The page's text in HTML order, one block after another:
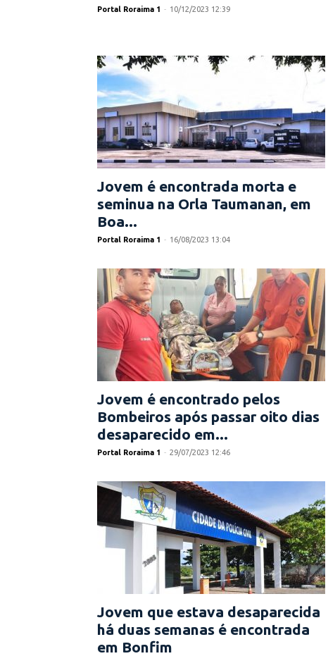
Portal Roraima 1 - 10/12/2023 12:39
Jovem é encontrada morta e
seminua na Orla Taumanan, em
Boa...
Portal Roraima 1 - 16/08/2023 13:04
Jovem é encontrado pelos
Bombeiros após passar oito dias
desaparecido em...
Portal Roraima 1 - 29/07/2023 12:46
Jovem que estava desaparecida
há duas semanas é encontrada
em Bonfim